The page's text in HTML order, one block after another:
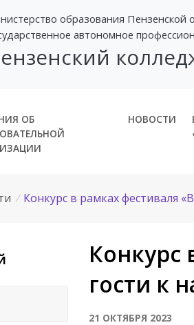
образования Пензенской
автономное
ОБ
НОВОСТИ
/ Конкурс в рамках фестиваля
Конкурс
гости к
21 ОКТЯБРЯ 2023